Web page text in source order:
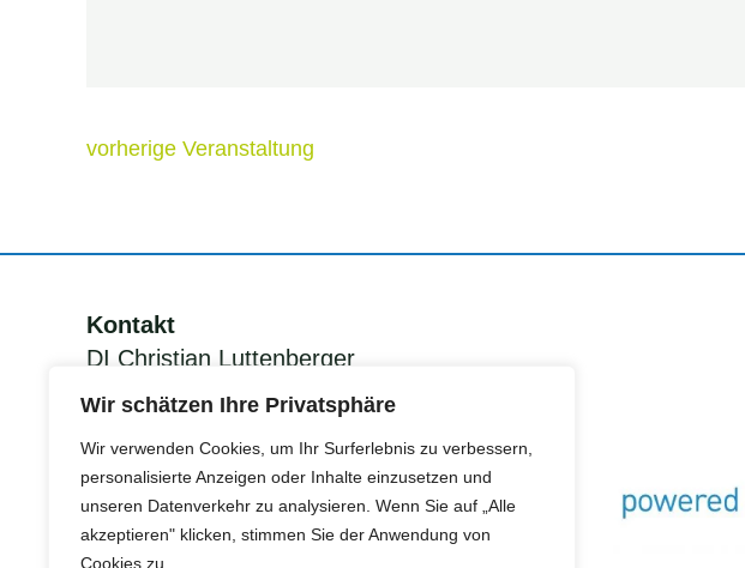
Wir schätzen Ihre Privatsphäre
Wir verwenden Cookies, um Ihr Surferlebnis zu verbessern,
personalisierte Anzeigen oder Inhalte einzusetzen und
unseren Datenverkehr zu analysieren. Wenn Sie auf „Alle
akzeptieren" klicken, stimmen Sie der Anwendung von
Cookies zu.
vorherige Veranstaltung
Kontakt
DI Christian Luttenberger
KEM Manager Grünes Band
+43 (0)676 78400 86
Mail:christian.luttenberger@erom.at